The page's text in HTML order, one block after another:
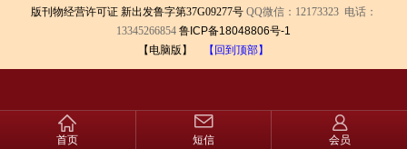
版刊物经营许可证 新出发鲁字第37G09277号 QQ微信：12173323 电话：
13345266854 鲁ICP备18048806号-1
【电脑版】
【回到顶部】
首页 短信 会员